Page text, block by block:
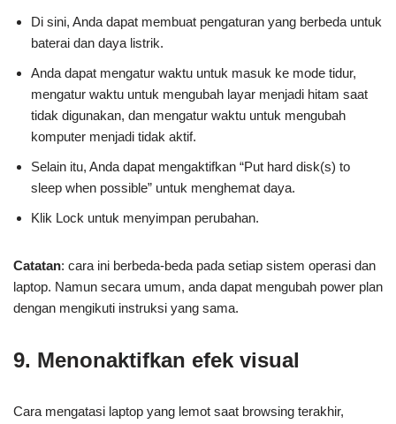
Di sini, Anda dapat membuat pengaturan yang berbeda untuk
baterai dan daya listrik.
Anda dapat mengatur waktu untuk masuk ke mode tidur,
mengatur waktu untuk mengubah layar menjadi hitam saat
tidak digunakan, dan mengatur waktu untuk mengubah
komputer menjadi tidak aktif.
Selain itu, Anda dapat mengaktifkan “Put hard disk(s) to
sleep when possible” untuk menghemat daya.
Klik Lock untuk menyimpan perubahan.
Catatan: cara ini berbeda-beda pada setiap sistem operasi dan
laptop. Namun secara umum, anda dapat mengubah power plan
dengan mengikuti instruksi yang sama.
9. Menonaktifkan efek visual
Cara mengatasi laptop yang lemot saat browsing terakhir,